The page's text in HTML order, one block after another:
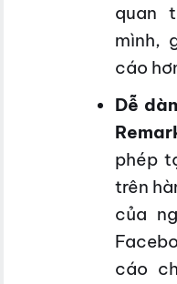
quan
mình,
cáo
Dễ
phép
trên
của
cáo